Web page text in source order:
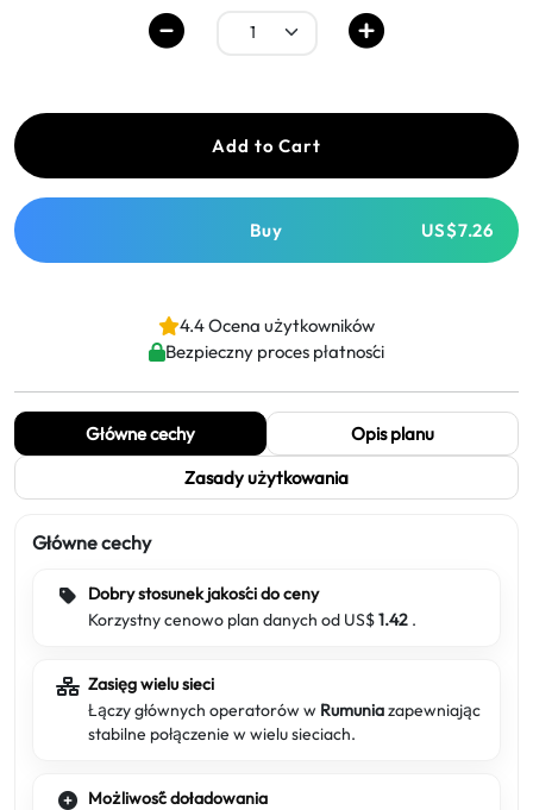
Add to Cart
Buy US$7.26
4.4 Ocena użytkowników
Bezpieczny proces płatności
Główne cechy
Opis planu
Zasady użytkowania
Główne cechy
Dobry stosunek jakości do ceny
Korzystny cenowo plan danych od US$1.42 .
Zasięg wielu sieci
Łączy głównych operatorów w Rumuniazapewniając
stabilne połączenie w wielu sieciach.
Możliwość doładowania